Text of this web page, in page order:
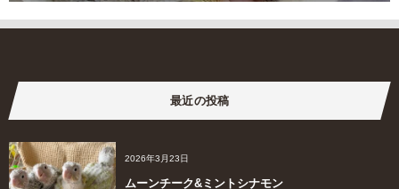
最近の投稿
2026年3月23日
ムーンチーク&ミントシナモン